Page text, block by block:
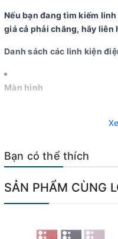
Nếu bạn đang tìm kiếm
giá cả phải chăng, hãy
Danh sách các linh kiện
Màn hình
Sạc
Loa
Bạn có thể thích
SẢN PHẨM CÙNG